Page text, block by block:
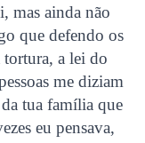
mas ainda não
que defendo os
tortura, a lei do
me diziam
tua família que
eu pensava,